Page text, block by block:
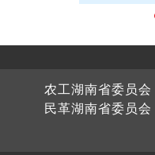
农工湖南省委员会
民革湖南省委员会